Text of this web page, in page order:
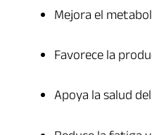
Mejora el
Favorece la
Apoya la salud